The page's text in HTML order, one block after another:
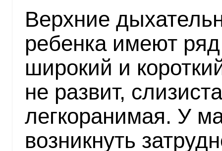
Верхние
ребенка имеют
широкий и
не развит,
легкоранимая. У
возникнуть